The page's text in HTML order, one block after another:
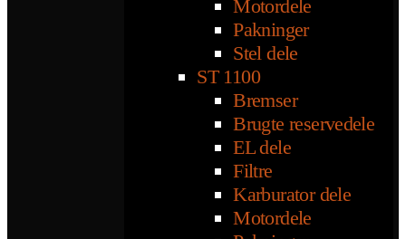
Motordele
Pakninger
Stel dele
ST 1100
Bremser
Brugte reservedele
EL dele
Filtre
Karburator dele
Motordele